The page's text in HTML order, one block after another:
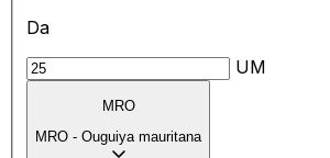
Da
UM
MRO
MRO - Ouguiya mauritana